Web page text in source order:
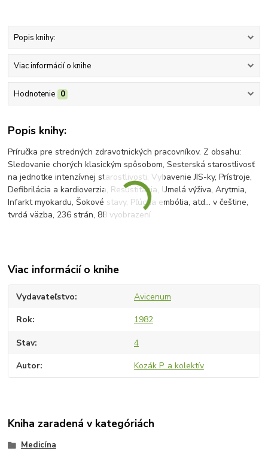
Popis knihy:
Viac informácií o knihe
Hodnotenie 0
Popis knihy:
Príručka pre stredných zdravotnických pracovníkov. Z obsahu:
Sledovanie chorých klasickým spôsobom, Sesterská starostlivosť
na jednotke intenzívnej starostlivosti, Vybavenie JIS-ky, Prístroje,
Defibrilácia a kardioverzia, Resustitácia, Umelá výživa, Arytmia,
Infarkt myokardu, Šokové stavy, Pľúcna embólia, atd... v češtine,
tvrdá väzba, 236 strán, 88 vyobrazení
Viac informácií o knihe
Vydavateľstvo Avicenum
Rok 1982
Stav 4
Autor Kozák P. a kolektív
Kniha zaradená v kategóriách
Medicína